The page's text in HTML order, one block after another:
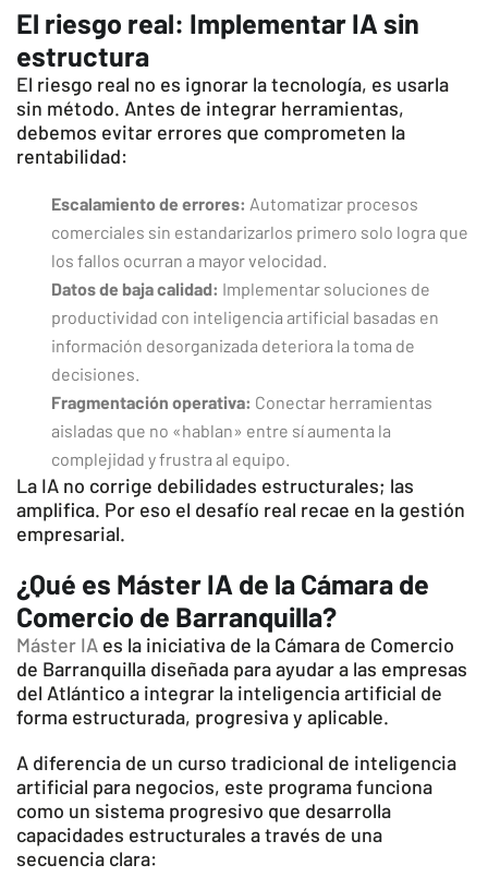
El riesgo real: Implementar IA sin
estructura
El riesgo real no es ignorar la tecnología, es usarla
sin método. Antes de integrar herramientas,
debemos evitar errores que comprometen la
rentabilidad:
Escalamiento de errores: Automatizar procesos
comerciales sin estandarizarlos primero solo logra que
los fallos ocurran a mayor velocidad.
Datos de baja calidad: Implementar soluciones de
productividad con inteligencia artificial basadas en
información desorganizada deteriora la toma de
decisiones.
Fragmentación operativa: Conectar herramientas
aisladas que no «hablan» entre sí aumenta la
complejidad y frustra al equipo.
La IA no corrige debilidades estructurales; las
amplifica. Por eso el desafío real recae en la gestión
empresarial.
¿Qué es Máster IA de la Cámara de
Comercio de Barranquilla?
Máster IA es la iniciativa de la Cámara de Comercio
de Barranquilla diseñada para ayudar a las empresas
del Atlántico a integrar la inteligencia artificial de
forma estructurada, progresiva y aplicable.
A diferencia de un curso tradicional de inteligencia
artificial para negocios, este programa funciona
como un sistema progresivo que desarrolla
capacidades estructurales a través de una
secuencia clara: